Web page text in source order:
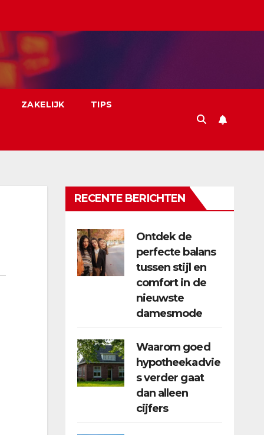
ZAKELIJK TIPS
RECENTE BERICHTEN
Ontdek de
perfecte balans
tussen stijl en
comfort in de
nieuwste
damesmode
Waarom goed
hypotheekadvie
s verder gaat
dan alleen
cijfers